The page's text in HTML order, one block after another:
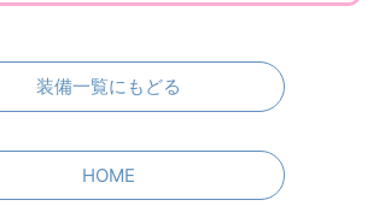
装備一覧にもどる
HOME